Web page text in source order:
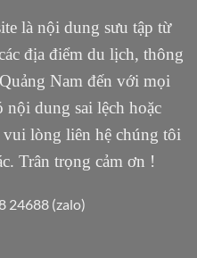
là nội dung sưu tập từ
địa điểm du lịch, thông
Nam đến với mọi
dung sai lệch hoặc
lòng liên hệ chúng tôi
Trân trọng cảm ơn !
24688 (zalo)